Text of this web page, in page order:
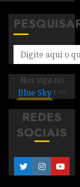
Nos siga no
Blue Sky ! ^^
REDES
SOCIAIS